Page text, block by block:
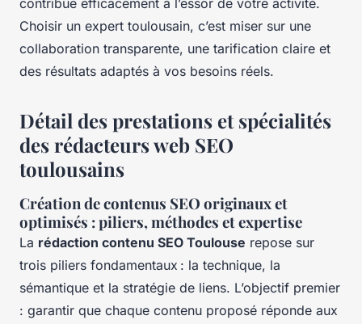
contribue efficacement à l’essor de votre activité.
Choisir un expert toulousain, c’est miser sur une
collaboration transparente, une tarification claire et
des résultats adaptés à vos besoins réels.
Détail des prestations et spécialités
des rédacteurs web SEO
toulousains
Création de contenus SEO originaux et
optimisés : piliers, méthodes et expertise
La rédaction contenu SEO Toulouse repose sur
trois piliers fondamentaux : la technique, la
sémantique et la stratégie de liens. L’objectif premier
: garantir que chaque contenu proposé réponde aux